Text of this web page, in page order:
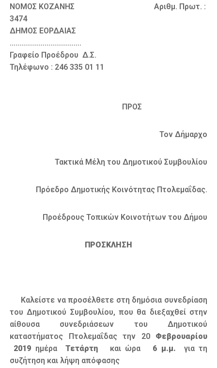
ΝΟΜΟΣ ΚΟΖΑΝΗΣ Αριθμ. Πρωτ. :
3474
ΔΗΜΟΣ ΕΟΡΔΑΙΑΣ
……………………………….
Γραφείο Προέδρου Δ.Σ.
Τηλέφωνο : 246 335 01 11
ΠΡΟΣ
Τον Δήμαρχο
Τακτικά Μέλη του Δημοτικού Συμβουλίου
Πρόεδρο Δημοτικής Κοινότητας Πτολεμαΐδας.
Προέδρους Τοπικών Κοινοτήτων του Δήμου
ΠΡΟΣΚΛΗΣΗ
Καλείστε να προσέλθετε στη δημόσια συνεδρίαση
του Δημοτικού Συμβουλίου, που θα διεξαχθεί στην
αίθουσα συνεδριάσεων του Δημοτικού
καταστήματος Πτολεμαΐδας την 20Φεβρουαρίου
2019 ημέρα Τετάρτη και ώρα 6 μ.μ. για τη
συζήτηση και λήψη απόφασης